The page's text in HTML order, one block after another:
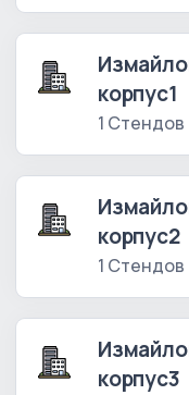
корпус1
1 Стендов
корпус2
1 Стендов
корпус3